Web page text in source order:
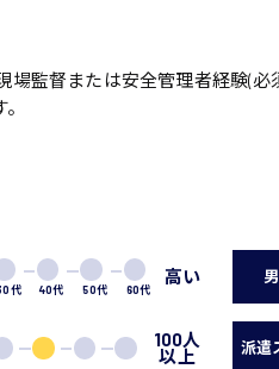
監督または安全管理者経験(必
代 40代 50代 60代
高い
100人
以上 派遣